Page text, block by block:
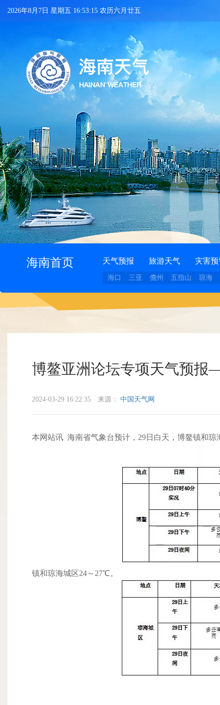
2026年8月7日 星期五 16:53:15 农历六月廿五
海南首页 天气预报 旅游天气 灾害
海口 三亚 儋州 五指山 琼海
博鳌亚洲论坛专项天气预
2024-03-29 16:22:35 来源： 中国天气网
本网站讯 海南省气象台预计，29日白天，博鳌镇和
镇和琼海城区24～27℃。